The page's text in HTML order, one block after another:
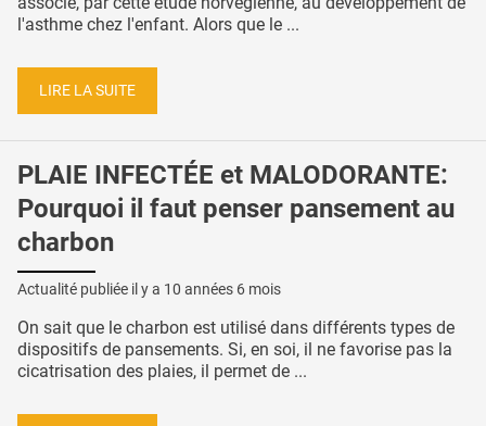
l'asthme chez l'enfant. Alors que le ...
LIRE LA SUITE
PLAIE INFECTÉE et MALODORANTE:
Pourquoi il faut penser pansement au
charbon
Actualité publiée il y a 10 années 6 mois
On sait que le charbon est utilisé dans différents types de
dispositifs de pansements. Si, en soi, il ne favorise pas la
cicatrisation des plaies, il permet de ...